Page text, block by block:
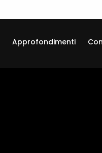
Approfondimenti